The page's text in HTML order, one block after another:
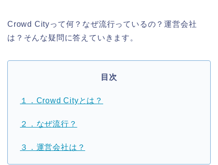
Crowd Cityって何？なぜ流行っているの？運営会社
は？そんな疑問に答えていきます。
目次
１．Crowd Cityとは？
２．なぜ流行？
３．運営会社は？